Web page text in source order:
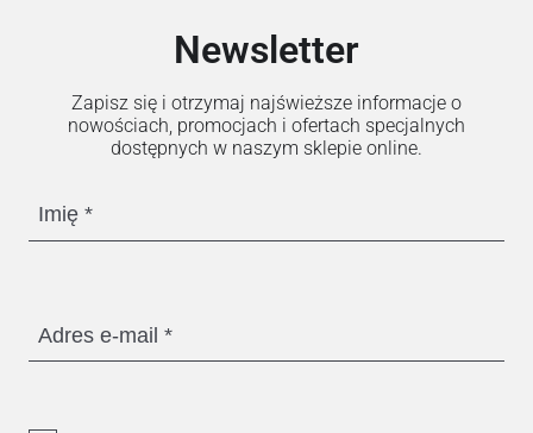
Newsletter
Zapisz się i otrzymaj najświeższe informacje o
nowościach, promocjach i ofertach specjalnych
dostępnych w naszym sklepie online.
Imię
Adres e-mail